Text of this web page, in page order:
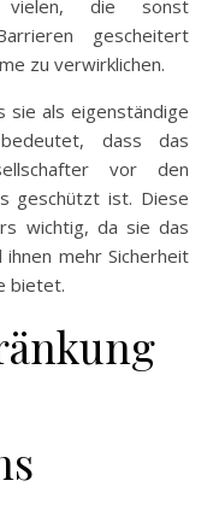
vielen, die sonst
gescheitert
zu verwirklichen.
sie als eigenständige
dass das
vor den
geschützt ist. Diese
wichtig, da sie das
mehr Sicherheit
bietet.